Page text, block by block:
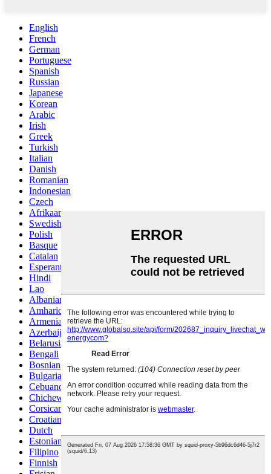
English
French
German
Portuguese
Spanish
Russian
Japanese
Korean
Arabic
Irish
Greek
Turkish
Italian
Danish
Romanian
Indonesian
Czech
Afrikaans
Swedish
Polish
Basque
Catalan
Esperanto
Hindi
Lao
Albanian
Amharic
Armenian
Azerbaijani
Belarusian
Bengali
Bosnian
Bulgarian
Cebuano
Chichewa
Corsican
Croatian
Dutch
Estonian
Filipino
Finnish